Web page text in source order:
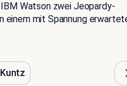
IBM Watson zwei Jeopardy-
einem mit Spannung